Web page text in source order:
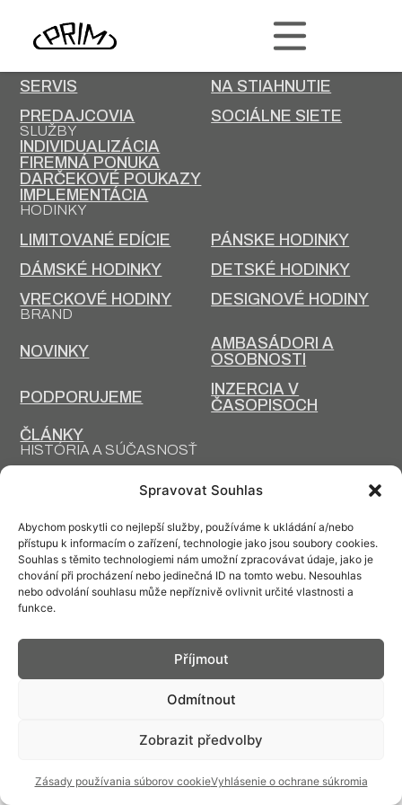
Spravovat Souhlas
Abychom poskytli co nejlepší služby, používáme k ukládání a/nebo
přístupu k informacím o zařízení, technologie jako jsou soubory cookies.
Souhlas s těmito technologiemi nám umožní zpracovávat údaje, jako je
chování při procházení nebo jedinečná ID na tomto webu. Nesouhlas
nebo odvolání souhlasu může nepříznivě ovlivnit určité vlastnosti a
funkce.
Příjmout
Odmítnout
Zobrazit předvolby
Zásady používania súborov cookieVyhlásenie o ochrane súkromia
PRIM
KARIÉRA
SERVIS
NA STIAHNUTIE
PREDAJCOVIA
SOCIÁLNE SIETE
SLUŽBY
INDIVIDUALIZÁCIA
FIREMNÁ PONUKA
DARČEKOVÉ POUKAZY
IMPLEMENTÁCIA
HODINKY
LIMITOVANÉ EDÍCIE
PÁNSKE HODINKY
DÁMSKÉ HODINKY
DETSKÉ HODINKY
VRECKOVÉ HODINY
DESIGNOVÉ HODINY
BRAND
NOVINKY
AMBASÁDORI A
OSOBNOSTI
PODPORUJEME
INZERCIA V
ČASOPISOCH
ČLÁNKY
HISTÓRIA A SÚČASNOSŤ
TECHNOLÓGIE
© PRIM2026